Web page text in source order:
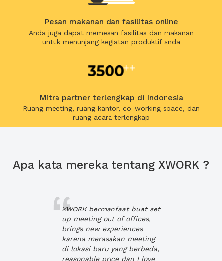
Pesan makanan dan fasilitas online
Anda juga dapat memesan fasilitas dan makanan
untuk menunjang kegiatan produktif anda
Mitra partner terlengkap di Indonesia
Ruang meeting, ruang kantor, co-working space, dan
ruang acara terlengkap
Apa kata mereka tentang XWORK ?
XWORK bermanfaat buat set
up meeting out of offices,
brings new experiences
karena merasakan meeting
di lokasi baru yang berbeda,
reasonable price dan I love